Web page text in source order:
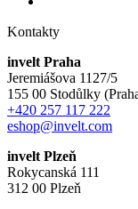
Kontakty
invelt Praha
Jeremiášova 1127/5
155 00 Stodůlky
+420 257 117 222
eshop@invelt.com
invelt Plzeň
Rokycanská 111
312 00 Plzeň